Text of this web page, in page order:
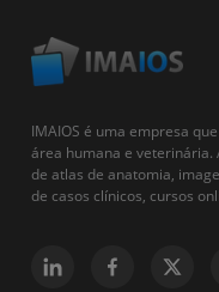
IMAIOS é uma empresa
área humana e veterinária.
de atlas de anatomia,
de casos clínicos, cursos